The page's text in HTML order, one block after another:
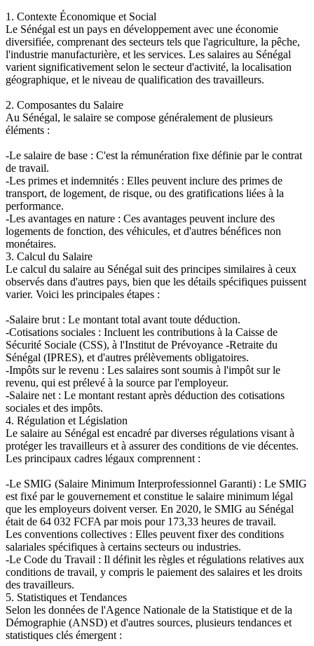
1. Contexte Économique et Social
Le Sénégal est un pays en développement avec une économie
diversifiée, comprenant des secteurs tels que l'agriculture, la pêche,
l'industrie manufacturière, et les services. Les salaires au Sénégal
varient significativement selon le secteur d'activité, la localisation
géographique, et le niveau de qualification des travailleurs.
2. Composantes du Salaire
Au Sénégal, le salaire se compose généralement de plusieurs
éléments :
-Le salaire de base : C'est la rémunération fixe définie par le contrat
de travail.
-Les primes et indemnités : Elles peuvent inclure des primes de
transport, de logement, de risque, ou des gratifications liées à la
performance.
-Les avantages en nature : Ces avantages peuvent inclure des
logements de fonction, des véhicules, et d'autres bénéfices non
monétaires.
3. Calcul du Salaire
Le calcul du salaire au Sénégal suit des principes similaires à ceux
observés dans d'autres pays, bien que les détails spécifiques puissent
varier. Voici les principales étapes :
-Salaire brut : Le montant total avant toute déduction.
-Cotisations sociales : Incluent les contributions à la Caisse de
Sécurité Sociale (CSS), à l'Institut de Prévoyance -Retraite du
Sénégal (IPRES), et d'autres prélèvements obligatoires.
-Impôts sur le revenu : Les salaires sont soumis à l'impôt sur le
revenu, qui est prélevé à la source par l'employeur.
-Salaire net : Le montant restant après déduction des cotisations
sociales et des impôts.
4. Régulation et Législation
Le salaire au Sénégal est encadré par diverses régulations visant à
protéger les travailleurs et à assurer des conditions de vie décentes.
Les principaux cadres légaux comprennent :
-Le SMIG (Salaire Minimum Interprofessionnel Garanti) : Le SMIG
est fixé par le gouvernement et constitue le salaire minimum légal
que les employeurs doivent verser. En 2020, le SMIG au Sénégal
était de 64 032 FCFA par mois pour 173,33 heures de travail.
Les conventions collectives : Elles peuvent fixer des conditions
salariales spécifiques à certains secteurs ou industries.
-Le Code du Travail : Il définit les règles et régulations relatives aux
conditions de travail, y compris le paiement des salaires et les droits
des travailleurs.
5. Statistiques et Tendances
Selon les données de l'Agence Nationale de la Statistique et de la
Démographie (ANSD) et d'autres sources, plusieurs tendances et
statistiques clés émergent :